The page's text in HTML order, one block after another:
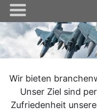
Wir bieten
Unser Ziel sind
Zufriedenheit